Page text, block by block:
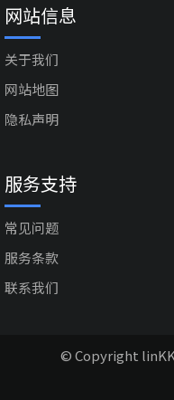
网站信息
关于我们
网站地图
隐私声明
服务支持
常见问题
服务条款
联系我们
© Copyright